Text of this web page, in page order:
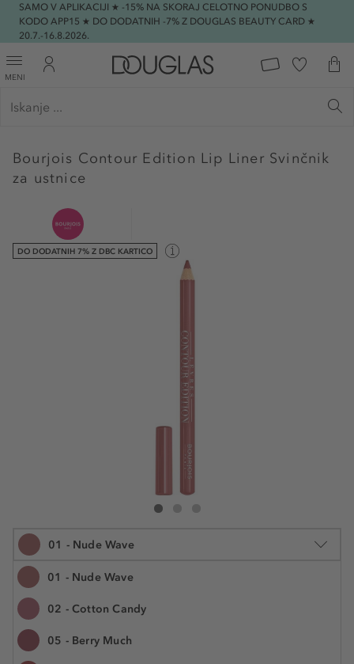
SAMO V APLIKACIJI ★ -15% NA SKORAJ CELOTNO PONUDBO S
KODO APP15 ★ DO DODATNIH -7% Z DOUGLAS BEAUTY CARD ★
20.7.-16.8.2026.
MENI
Bourjois Contour Edition Lip Liner Svinčnik
za ustnice
DO DODATNIH 7% Z DBC KARTICO
Bourjois Contour Edition Lip Liner
01 - Nude Wave
01 - Nude Wave
02 - Cotton Candy
05 - Berry Much
1.14 g